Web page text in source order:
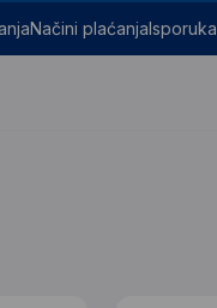
Načini plaćanja